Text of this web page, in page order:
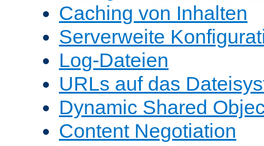
Caching von Inhalten
Serverweite
Log-Dateien
URLs auf das
Dynamic Shared
Content Negotiation